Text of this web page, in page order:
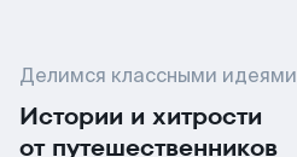
Делимся классными идеями
Истории и хитрости
от путешественников